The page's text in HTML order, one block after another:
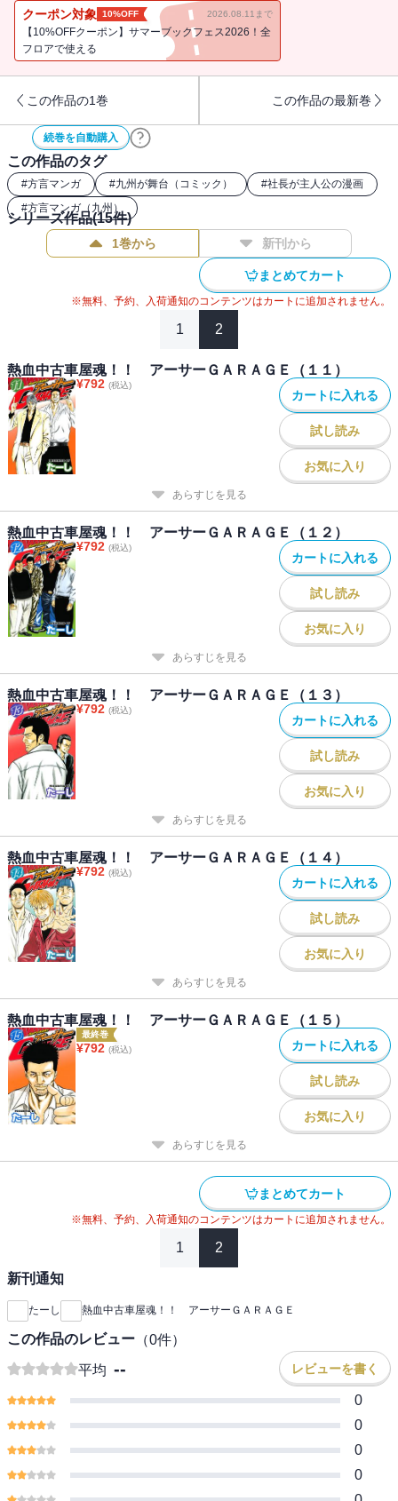
ズ“ロシアからの謀略者”編、最深部突入ッ!!
クーポン対象 10%OFF 2026.08.11まで
【10%OFFクーポン】サマーブックフェス2026！全
フロアで使える
この作品の1巻 この作品の最新巻
続巻を自動購入
この作品のタグ
#方言マンガ #九州が舞台（コミック） #社長が主人公の漫画
#方言マンガ（九州）
シリーズ作品(15件)
1巻から 新刊から
まとめてカート
※無料、予約、入荷通知のコンテンツはカートに追加されません。
1 2
熱血中古車屋魂！！ アーサーＧＡＲＡＧＥ（１１）
¥792 (税込)
カートに入れる
試し読み
お気に入り
あらすじを見る
熱血中古車屋魂！！ アーサーＧＡＲＡＧＥ（１２）
¥792 (税込)
カートに入れる
試し読み
お気に入り
あらすじを見る
熱血中古車屋魂！！ アーサーＧＡＲＡＧＥ（１３）
¥792 (税込)
カートに入れる
試し読み
お気に入り
あらすじを見る
熱血中古車屋魂！！ アーサーＧＡＲＡＧＥ（１４）
¥792 (税込)
カートに入れる
試し読み
お気に入り
あらすじを見る
熱血中古車屋魂！！ アーサーＧＡＲＡＧＥ（１５）
最終巻
¥792 (税込) カートに入れる
試し読み
お気に入り
あらすじを見る
まとめてカート
※無料、予約、入荷通知のコンテンツはカートに追加されません。
1 2
新刊通知
たーし 熱血中古車屋魂！！ アーサーＧＡＲＡＧＥ
この作品のレビュー （0件）
平均 -- レビューを書く
0
0
0
0